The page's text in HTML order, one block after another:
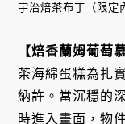
宇治焙茶布丁（限定
【焙香蘭姆葡萄
茶海綿蛋糕為扎
納許。當沉穩的
時進入畫面，物